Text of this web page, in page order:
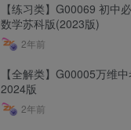
【练习类】G00069 初中
数学苏科版(2023版)
2年前
【全解类】G00005万维
2024版
2年前